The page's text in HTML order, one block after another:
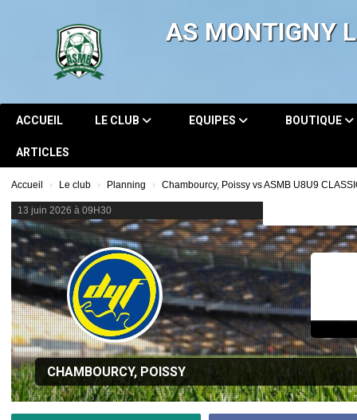
AS MONTIGNY
ACCUEIL LE CLUB EQUIPES BOUTIQUE
ARTICLES
Accueil Le club Planning Chambourcy, Poissy vs ASMB U8U9
13 juin 2026 à 09H30
CHAMBOURCY, POISSY